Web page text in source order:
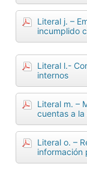
Literal j. –
incumplido
Literal l.-
internos
Literal m. –
cuentas a
Literal o. –
información